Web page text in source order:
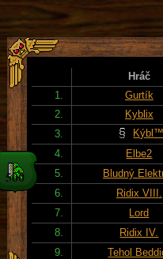
Hráč
1.
Gurtík
2.
Kyblix
3.
Kýbl™
4.
Elbe2
5.
Bludný
6.
Ridix VIII.
7.
Lord
8.
Ridix IV.
9.
Tehol